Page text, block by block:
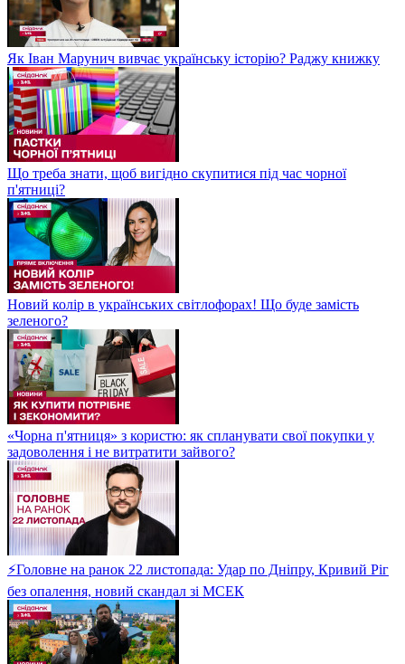
Як Іван Марунич вивчає українську історію? Раджу книжку
Що треба знати, щоб вигідно скупитися під час чорної
п'ятниці?
Новий колір в українських світлофорах! Що буде замість
зеленого?
«Чорна п'ятниця» з користю: як спланувати свої покупки у
задоволення і не витратити зайвого?
⚡Головне на ранок 22 листопада: Удар по Дніпру, Кривий Ріг
без опалення, новий скандал зі МСЕК